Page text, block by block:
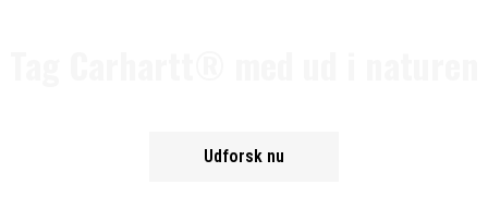
Udforsk nu